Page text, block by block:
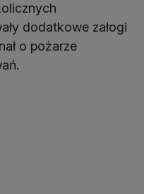
dodatkowe załogi
o pożarze